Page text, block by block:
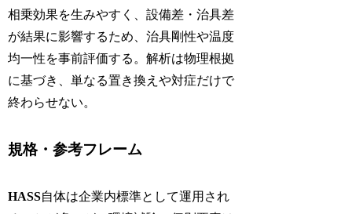
相乗効果を生みやすく、設備差・治具差
が結果に影響するため、治具剛性や温度
均一性を事前評価する。解析は物理根拠
に基づき、単なる置き換えや対症だけで
終わらせない。
規格・参考フレーム
HASS自体は企業内標準として運用され